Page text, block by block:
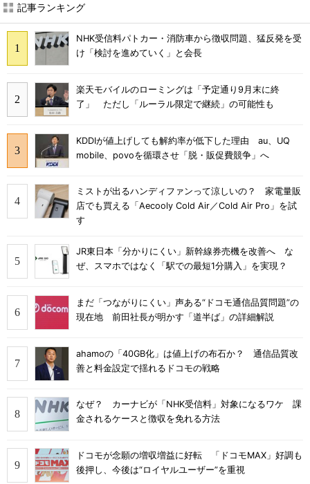
記事ランキング
NHK受信料パトカー・消防車から徴収問題、猛反発を受
け「検討を進めていく」と会長
楽天モバイルのローミングは「予定通り9月末に終
了」 ただし「ルーラル限定で継続」の可能性も
KDDIが値上げしても解約率が低下した理由 au、UQ
mobile、povoを循環させ「脱・販促費競争」へ
ミストが出るハンディファンって涼しいの？ 家電量販
店でも買える「Aecooly Cold Air／Cold Air Pro」を試
す
JR東日本「分かりにくい」新幹線券売機を改善へ な
ぜ、スマホではなく「駅での最短1分購入」を実現？
まだ「つながりにくい」声ある“ドコモ通信品質問題”の
現在地 前田社長が明かす「道半ば」の詳細解説
ahamoの「40GB化」は値上げの布石か？ 通信品質改
善と料金設定で揺れるドコモの戦略
なぜ？ カーナビが「NHK受信料」対象になるワケ 課
金されるケースと徴収を免れる方法
ドコモが念願の増収増益に好転 「ドコモMAX」好調も
後押し、今後は“ロイヤルユーザー”を重視